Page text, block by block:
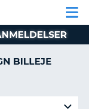
BILLEJE